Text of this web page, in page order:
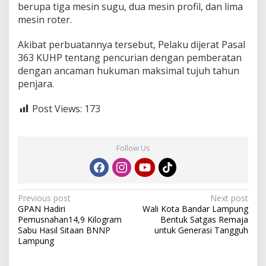
berupa tiga mesin sugu, dua mesin profil, dan lima
mesin roter.
Akibat perbuatannya tersebut, Pelaku dijerat Pasal
363 KUHP tentang pencurian dengan pemberatan
dengan ancaman hukuman maksimal tujuh tahun
penjara.
Post Views: 173
Follow Us
P
o
s
t
Previous post
GPAN Hadiri
Pemusnahan14,9 Kilogram
Sabu Hasil Sitaan BNNP
Lampung
Next post
Wali Kota Bandar Lampung
Bentuk Satgas Remaja
untuk Generasi Tangguh